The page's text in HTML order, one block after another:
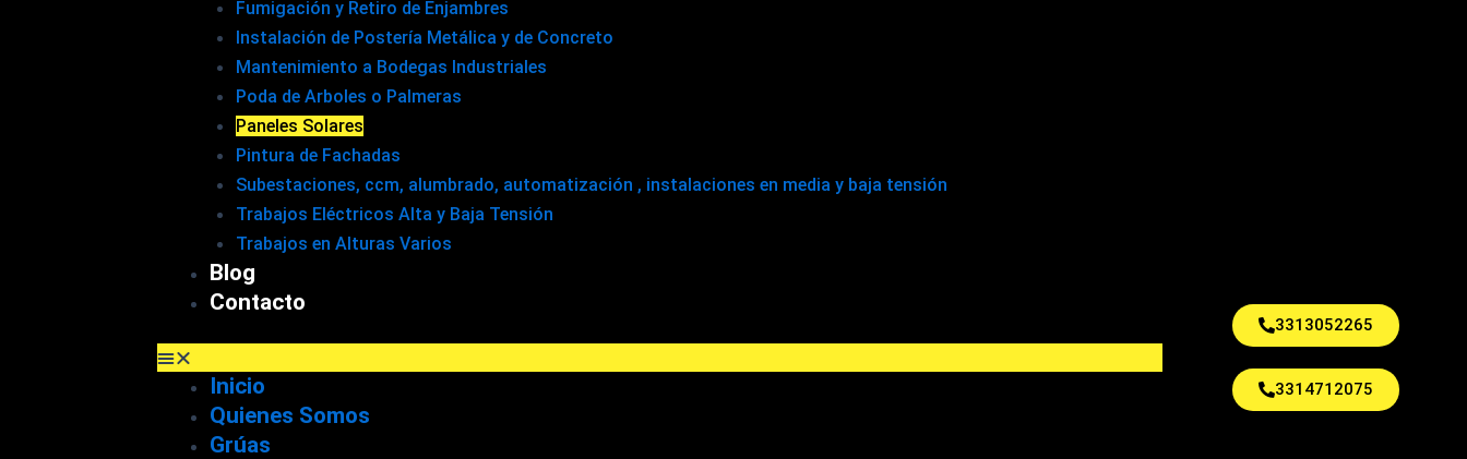
Fumigación y Retiro de Enjambres
Instalación de Postería Metálica y de Concreto
Mantenimiento a Bodegas Industriales
Poda de Arboles o Palmeras
Paneles Solares
Pintura de Fachadas
Subestaciones, ccm, alumbrado, automatización , instalaciones en media y baja tensión
Trabajos Eléctricos Alta y Baja Tensión
Trabajos en Alturas Varios
Blog
Contacto
Inicio
Quienes Somos
Grúas
3313052265
3314712075